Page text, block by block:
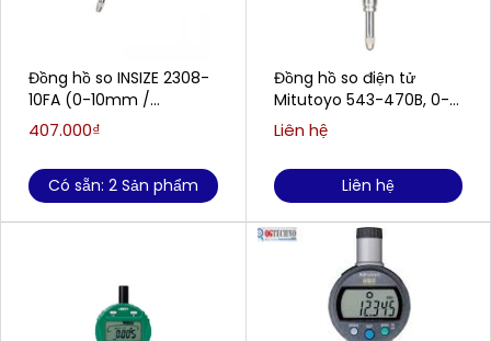
Đồng hồ so INSIZE 2308-
10FA (0-10mm /
0.01mm)
407.000₫
Có sẵn: 2 Sản phẩm
Đồng hồ so điện tử
Mitutoyo 543-470B, 0-
25.4mm/0.001
Liên hệ
Liên hệ